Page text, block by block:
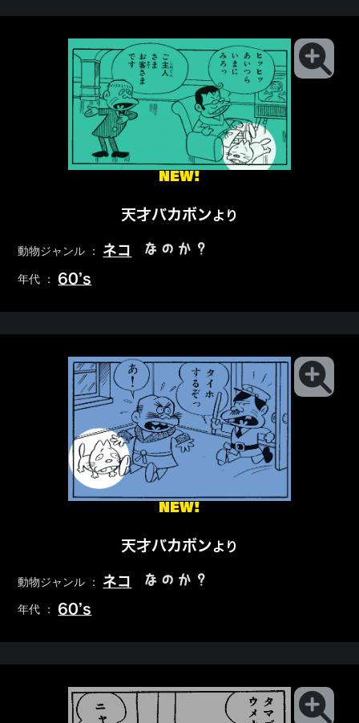
NEW!
天才バカボンより
動物ジャンル ： ネコ なのか？
年代 ： 60’s
NEW!
天才バカボンより
動物ジャンル ： ネコ なのか？
年代 ： 60’s